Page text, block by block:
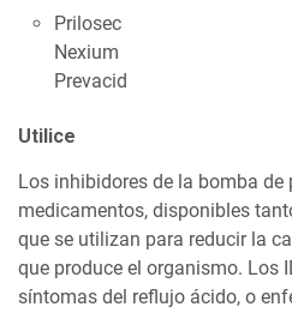
Prilosec
Nexium
Prevacid
Utilice
Los inhibidores de la bomba de
medicamentos, disponibles
que se utilizan para reducir la
que produce el organismo. Los
síntomas del reflujo ácido, o